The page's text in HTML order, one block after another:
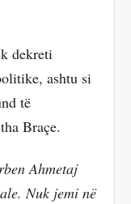
dekreti
ashtu si
të
Braçe.
Ahmetaj
Nuk jemi në